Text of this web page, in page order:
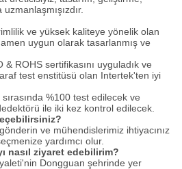
ve yüksek kaliteye yönelik olan
uygun olarak tasarlanmış ve
ROHS sertifikasını uyguladık ve
test enstitüsü olan Intertek'ten iyi
%100 test edilecek ve
ile iki kez kontrol edilecek.
ve mühendislerimiz ihtiyacınız
yardımcı olur.
nasıl ziyaret edebilirim?
Dongguan şehrinde yer